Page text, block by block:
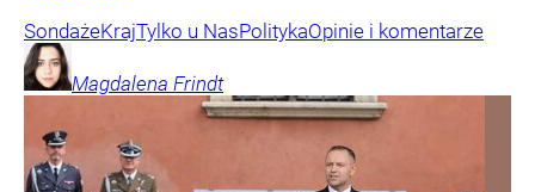
SondażeKrajTylko u NasPolitykaOpinie i komentarze
Magdalena Frindt